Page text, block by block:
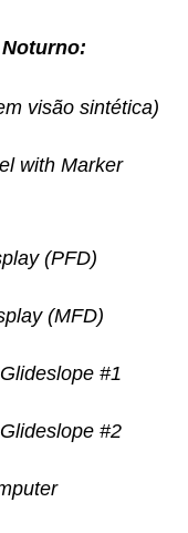
visão sintética)
with Marker
(PFD)
(MFD)
#1
#2